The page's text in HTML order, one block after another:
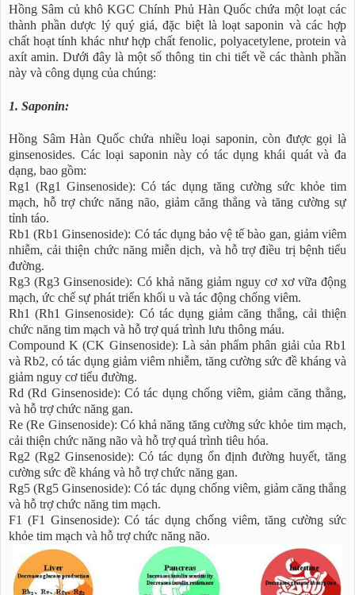
Hồng Sâm củ khô KGC Chính Phủ Hàn Quốc chứa một loạt các
thành phần dược lý quý giá, đặc biệt là loạt saponin và các hợp
chất hoạt tính khác như hợp chất fenolic, polyacetylene, protein và
axít amin. Dưới đây là một số thông tin chi tiết về các thành phần
này và công dụng của chúng:
1. Saponin:
Hồng Sâm Hàn Quốc chứa nhiều loại saponin, còn được gọi là
ginsenosides. Các loại saponin này có tác dụng khái quát và đa
dạng, bao gồm:
Rg1 (Rg1 Ginsenoside): Có tác dụng tăng cường sức khỏe tim
mạch, hỗ trợ chức năng não, giảm căng thẳng và tăng cường sự
tỉnh táo.
Rb1 (Rb1 Ginsenoside): Có tác dụng bảo vệ tế bào gan, giảm viêm
nhiễm, cải thiện chức năng miễn dịch, và hỗ trợ điều trị bệnh tiểu
đường.
Rg3 (Rg3 Ginsenoside): Có khả năng giảm nguy cơ xơ vữa động
mạch, ức chế sự phát triển khối u và tác động chống viêm.
Rh1 (Rh1 Ginsenoside): Có tác dụng giảm căng thẳng, cải thiện
chức năng tim mạch và hỗ trợ quá trình lưu thông máu.
Compound K (CK Ginsenoside): Là sản phẩm phân giải của Rb1
và Rb2, có tác dụng giảm viêm nhiễm, tăng cường sức đề kháng và
giảm nguy cơ tiểu đường.
Rd (Rd Ginsenoside): Có tác dụng chống viêm, giảm căng thẳng,
và hỗ trợ chức năng gan.
Re (Re Ginsenoside): Có khả năng tăng cường sức khỏe tim mạch,
cải thiện chức năng não và hỗ trợ quá trình tiêu hóa.
Rg2 (Rg2 Ginsenoside): Có tác dụng ổn định đường huyết, tăng
cường sức đề kháng và hỗ trợ chức năng gan.
Rg5 (Rg5 Ginsenoside): Có tác dụng chống viêm, giảm căng thẳng
và hỗ trợ chức năng tim mạch.
F1 (F1 Ginsenoside): Có tác dụng chống viêm, tăng cường sức
khỏe tim mạch và hỗ trợ chức năng não.